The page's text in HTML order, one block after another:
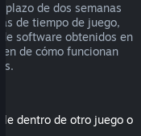
plazo de dos semanas
de tiempo de juego,
software obtenidos en
de cómo funcionan
dentro de otro juego o